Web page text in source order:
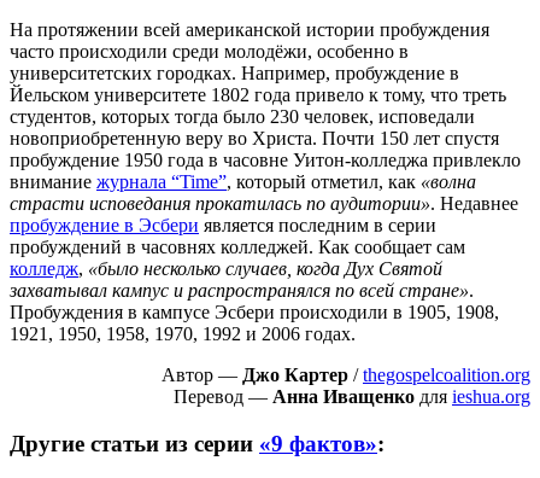
На протяжении всей американской истории пробуждения
часто происходили среди молодёжи, особенно в
университетских городках. Например, пробуждение в
Йельском университете 1802 года привело к тому, что треть
студентов, которых тогда было 230 человек, исповедали
новоприобретенную веру во Христа. Почти 150 лет спустя
пробуждение 1950 года в часовне Уитон-колледжа привлекло
внимание журнала “Time”, который отметил, как «волна
страсти исповедания прокатилась по аудитории». Недавнее
пробуждение в Эсбери является последним в серии
пробуждений в часовнях колледжей. Как сообщает сам
колледж, «было несколько случаев, когда Дух Святой
захватывал кампус и распространялся по всей стране».
Пробуждения в кампусе Эсбери происходили в 1905, 1908,
1921, 1950, 1958, 1970, 1992 и 2006 годах.
Автор — Джо Картер /thegospelcoalition.org
Перевод — Анна Иващенко для ieshua.org
Другие статьи из серии «9 фактов»: